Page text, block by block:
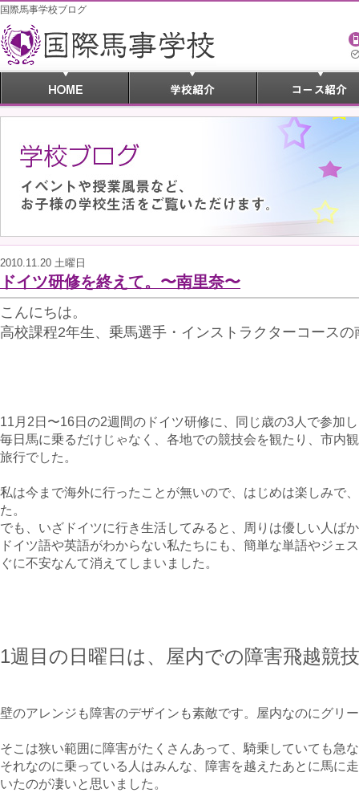
国際馬事学校ブログ
2010.11.20 土曜日
ドイツ研修を終えて。〜南里奈〜
こんにちは。
高校課程2年生、乗馬選手・インストラクターコースの
11月2日〜16日の2週間のドイツ研修に、同じ歳の3人で参加
毎日馬に乗るだけじゃなく、各地での競技会を観たり、市内
旅行でした。
私は今まで海外に行ったことが無いので、はじめは楽しみで
た。
でも、いざドイツに行き生活してみると、周りは優しい人ば
ドイツ語や英語がわからない私たちにも、簡単な単語やジェ
ぐに不安なんて消えてしまいました。
1週目の日曜日は、屋内での障害飛越競
壁のアレンジも障害のデザインも素敵です。屋内なのにグリ
そこは狭い範囲に障害がたくさんあって、騎乗していても急
それなのに乗っている人はみんな、障害を越えたあとに馬に
いたのが凄いと思いました。